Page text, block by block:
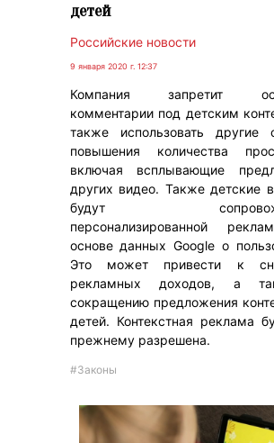
детей
Российские новости
9 января 2020 г. 12:37
Компания запретит
комментарии под детским
также использовать другие
повышения количества
включая всплывающие
других видео. Также детские
будут
персонализированной
основе данных Google о
Это может привести к
рекламных доходов, а
сокращению предложения
детей. Контекстная реклама
прежнему разрешена.
#Законы